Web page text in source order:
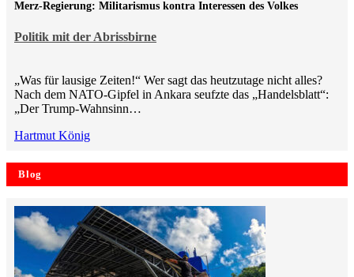
Politik mit der Abrissbirne
Merz-Regierung: Militarismus kontra Inte­ressen des Volkes
„Was für lausige Zeiten!“ Wer sagt das heutzutage nicht alles?
Nach dem NATO-Gipfel in Ankara seufzte das „Handelsblatt“:
„Der Trump-Wahnsinn…
Hartmut König
Blog